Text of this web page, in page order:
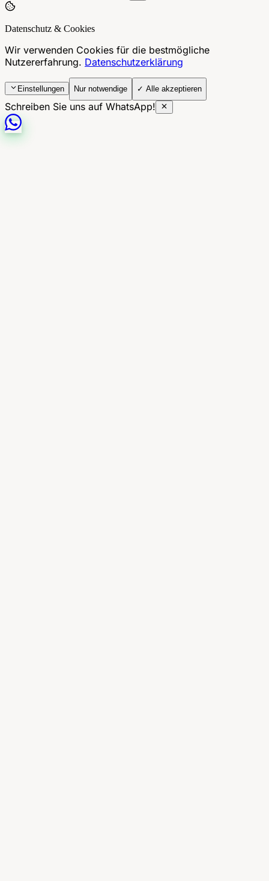
Datenschutz & Cookies
Wir verwenden Cookies für die bestmögliche
Nutzererfahrung. Datenschutzerklärung
Einstellungen Nur notwendige ✓ Alle akzeptieren
Schreiben Sie uns auf WhatsApp!